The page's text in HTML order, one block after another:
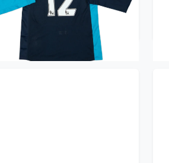
Trikot kaufen